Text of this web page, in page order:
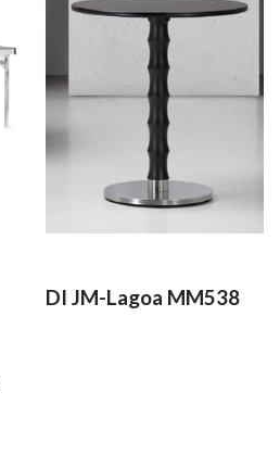
DI JM-Lagoa MM538